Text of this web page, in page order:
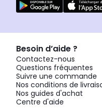
Besoin d’aide ?
Contactez-nous
Questions fréquentes
Suivre une commande
Nos conditions de
Nos guides d'achat
Centre d'aide